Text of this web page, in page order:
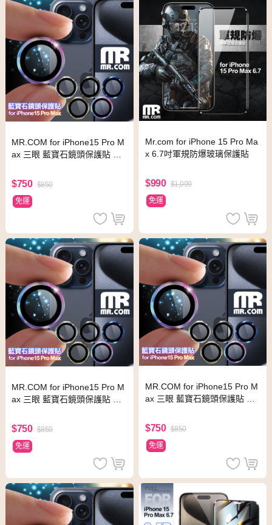
MR.COM for iPhone15 Pro M
ax 三眼 藍寶石鏡頭保護貼 鈦
$750 $850
免運
Mr.com for iPhone 15 Pro Ma
x 6.7吋軍規防爆玻璃保護貼
$990 $1,099
免運
MR.COM for iPhone15 Pro M
ax 三眼 藍寶石鏡頭保護貼 寶
$750 $850
免運
MR.COM for iPhone15 Pro M
ax 三眼 藍寶石鏡頭保護貼 銀
$750 $850
免運